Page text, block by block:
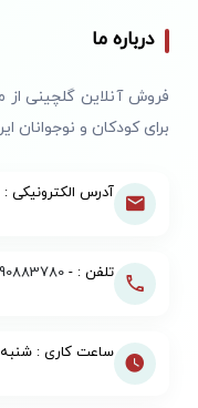
درباره ما
فروش آنلاین گلچینی
برای کودکان و نوجوانان
آدرس الکترونیکی : info@ketabjan.com
تلفن : -
ساعت کاری : شنبه تا